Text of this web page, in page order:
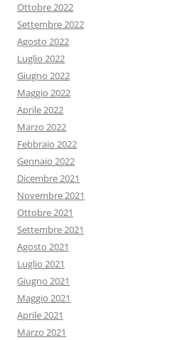
Ottobre 2022
Settembre 2022
Agosto 2022
Luglio 2022
Giugno 2022
Maggio 2022
Aprile 2022
Marzo 2022
Febbraio 2022
Gennaio 2022
Dicembre 2021
Novembre 2021
Ottobre 2021
Settembre 2021
Agosto 2021
Luglio 2021
Giugno 2021
Maggio 2021
Aprile 2021
Marzo 2021